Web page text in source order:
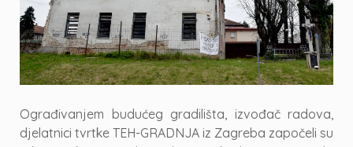
Ograđivanjem budućeg gradilišta, izvođač radova,
djelatnici tvrtke TEH-GRADNJA iz Zagreba započeli su